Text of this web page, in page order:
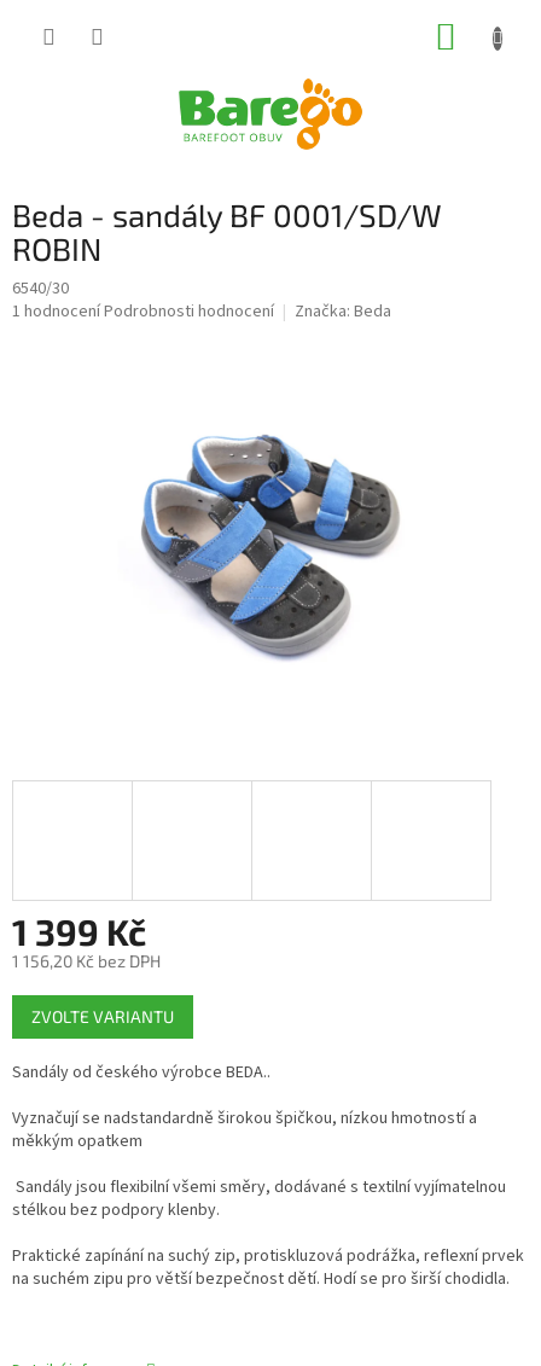
Beda - sandály BF 0001/SD/W
ROBIN
6540/30
Průměrné
1 hodnoceníPodrobnosti hodnocení Značka: Beda
1 399 Kč
1 156,20 Kč bez DPH
Měrná
cena:
ZVOLTE VARIANTU
Sandály od českého výrobce BEDA..
Vyznačují se nadstandardně širokou špičkou, nízkou hmotností a
měkkým opatkem
Sandály jsou flexibilní všemi směry, dodávané s textilní vyjímatelnou
stélkou bez podpory klenby.
Praktické zapínání na suchý zip, protiskluzová podrážka, reflexní prvek
na suchém zipu pro větší bezpečnost dětí. Hodí se pro širší chodidla.